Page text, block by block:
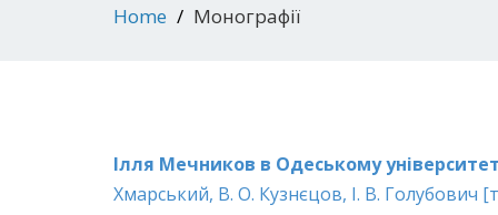
Home Монографії
Ілля Мечников в Одеському
Хмарський, В. О. Кузнєцов, І. В. Голубович